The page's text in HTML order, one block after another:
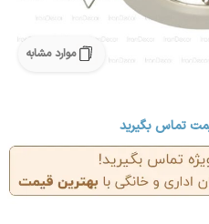
موارد مشابه
تماس بگیرید